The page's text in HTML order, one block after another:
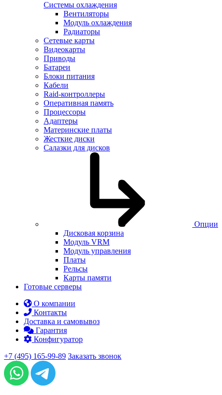
Системы охлаждения
Вентиляторы
Модуль охлаждения
Радиаторы
Сетевые карты
Видеокарты
Приводы
Батареи
Блоки питания
Кабели
Raid-контроллеры
Оперативная память
Процессоры
Адаптеры
Материнские платы
Жесткие диски
Салазки для дисков
Опции
Дисковая корзина
Модуль VRM
Модуль управления
Платы
Рельсы
Карты памяти
Готовые серверы
О компании
Контакты
Доставка и самовывоз
Гарантия
Конфигуратор
+7 (495) 165-99-89 Заказать звонок